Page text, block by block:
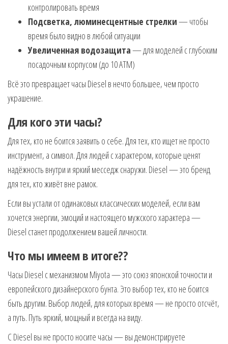
контролировать время
Подсветка, люминесцентные стрелки— чтобы
время было видно в любой ситуации
Увеличенная водозащита— для моделей с глубоким
посадочным корпусом (до 10 АТМ)
Всё это превращает часы Diesel в нечто большее, чем просто
украшение.
Для кого эти часы?
Для тех, кто не боится заявить о себе. Для тех, кто ищет не просто
инструмент, а символ. Для людей с характером, которые ценят
надёжность внутри и яркий месседж снаружи. Diesel — это бренд
для тех, кто живёт вне рамок.
Если вы устали от одинаковых классических моделей, если вам
хочется энергии, эмоций и настоящего мужского характера —
Diesel станет продолжением вашей личности.
Что мы имеем в итоге??
Часы Diesel с механизмом Miyota — это союз японской точности и
европейского дизайнерского бунта. Это выбор тех, кто не боится
быть другим. Выбор людей, для которых время — не просто отсчёт,
а путь. Путь яркий, мощный и всегда на виду.
С Diesel вы не просто носите часы — вы демонстрируете